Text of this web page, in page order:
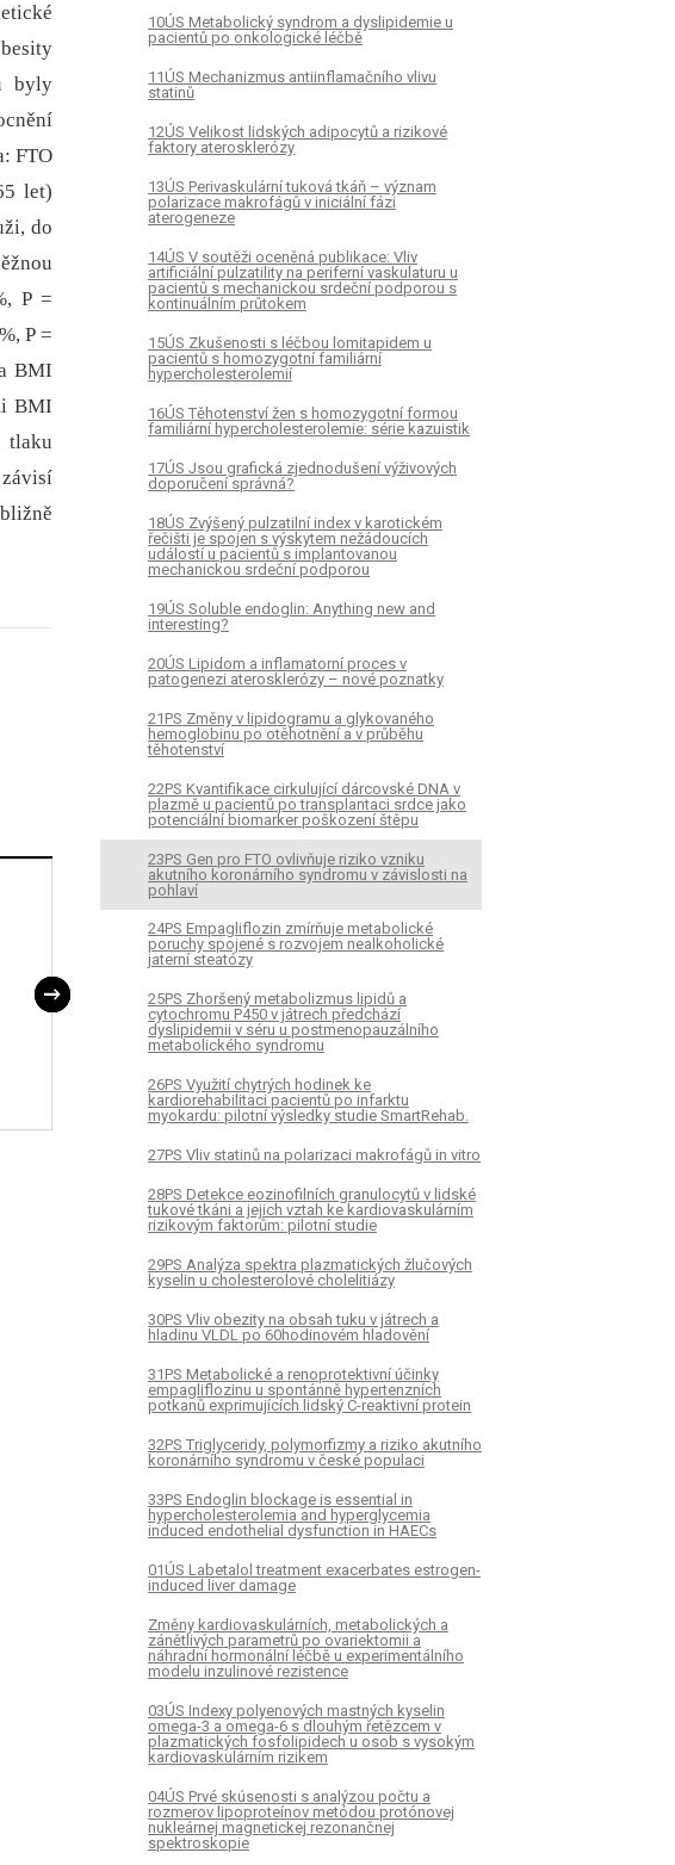
byly
FTO
let)
do
P =
P =
BMI
BMI
tlaku
10ÚS Metabolický syndrom a
dyslipidemie u pacientů po
onkologické léčbě
10ÚS Metabolický syndrom a dyslipidemie u
pacientů po onkologické léčbě
11ÚS Mechanizmus antiinflamačního vlivu
statinů
12ÚS Velikost lidských adipocytů a rizikové
faktory aterosklerózy
13ÚS Perivaskulární tuková tkáň – význam
polarizace makrofágů v iniciální fázi
aterogeneze
14ÚS V soutěži oceněná publikace: Vliv
artificiální pulzatility na periferní vaskulaturu u
pacientů s mechanickou srdeční podporou s
kontinuálním průtokem
15ÚS Zkušenosti s léčbou lomitapidem u
pacientů s homozygotní familiární
hypercholesterolemií
16ÚS Těhotenství žen s homozygotní formou
familiární hypercholesterolemie: série kazuistik
17ÚS Jsou grafická zjednodušení výživových
doporučení správná?
18ÚS Zvýšený pulzatilní index v karotickém
řečišti je spojen s výskytem nežádoucích
událostí u pacientů s implantovanou
mechanickou srdeční podporou
19ÚS Soluble endoglin: Anything new and
interesting?
20ÚS Lipidom a inflamatorní proces v
patogenezi aterosklerózy – nové poznatky
21PS Změny v lipidogramu a glykovaného
hemoglobinu po otěhotnění a v průběhu
těhotenství
22PS Kvantifikace cirkulující dárcovské DNA v
plazmě u pacientů po transplantaci srdce jako
potenciální biomarker poškození štěpu
23PS Gen pro FTO ovlivňuje riziko vzniku
akutního koronárního syndromu v závislosti na
pohlaví
24PS Empagliflozin zmírňuje metabolické
poruchy spojené s rozvojem nealkoholické
jaterní steatózy
25PS Zhoršený metabolizmus lipidů a
cytochromu P450 v játrech předchází
dyslipidemii v séru u postmenopauzálního
metabolického syndromu
26PS Využití chytrých hodinek ke
kardiorehabilitaci pacientů po infarktu
myokardu: pilotní výsledky studie SmartRehab.
27PS Vliv statinů na polarizaci makrofágů in vitro
28PS Detekce eozinofilních granulocytů v lidské
tukové tkáni a jejich vztah ke kardiovaskulárním
rizikovým faktorům: pilotní studie
29PS Analýza spektra plazmatických žlučových
kyselin u cholesterolové cholelitiázy
30PS Vliv obezity na obsah tuku v játrech a
hladinu VLDL po 60hodinovém hladovění
31PS Metabolické a renoprotektivní účinky
empagliflozinu u spontánně hypertenzních
potkanů exprimujících lidský C-reaktivní protein
32PS Triglyceridy, polymorfizmy a riziko akutního
koronárního syndromu v české populaci
33PS Endoglin blockage is essential in
hypercholesterolemia and hyperglycemia
induced endothelial dysfunction in HAECs
01ÚS Labetalol treatment exacerbates estrogen-
induced liver damage
Změny kardiovaskulárních, metabolických a
zánětlivých parametrů po ovariektomii a
náhradní hormonální léčbě u experimentálního
modelu inzulinové rezistence
03ÚS Indexy polyenových mastných kyselin
omega-3 a omega-6 s dlouhým řetězcem v
plazmatických fosfolipidech u osob s vysokým
kardiovaskulárním rizikem
04ÚS Prvé skúsenosti s analýzou počtu a
rozmerov lipoproteínov metódou protónovej
nukleárnej magnetickej rezonančnej
spektroskopie